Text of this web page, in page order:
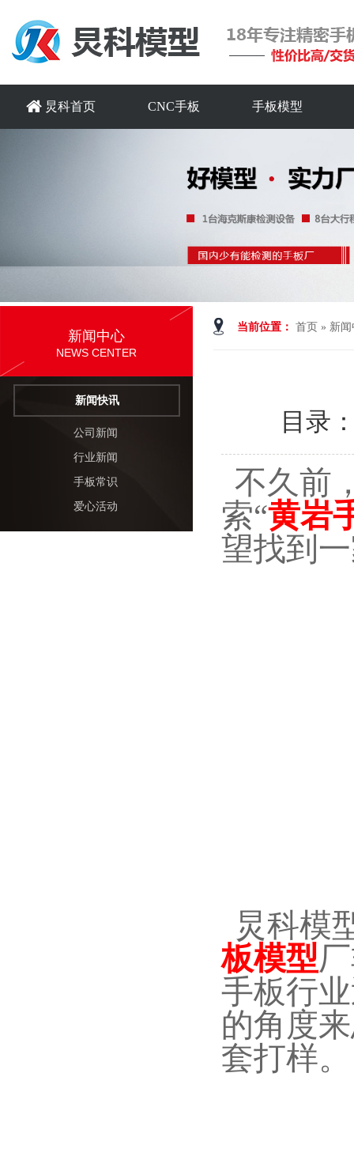
炅科首页 CNC手板 手板模型
当前位置： 首页 » 新
目录
不久前
索“黄岩
望找到
炅科模
板模型
手板行
的角度
套打样。
新闻中心
NEWS CENTER
新闻快讯
公司新闻
行业新闻
手板常识
爱心活动